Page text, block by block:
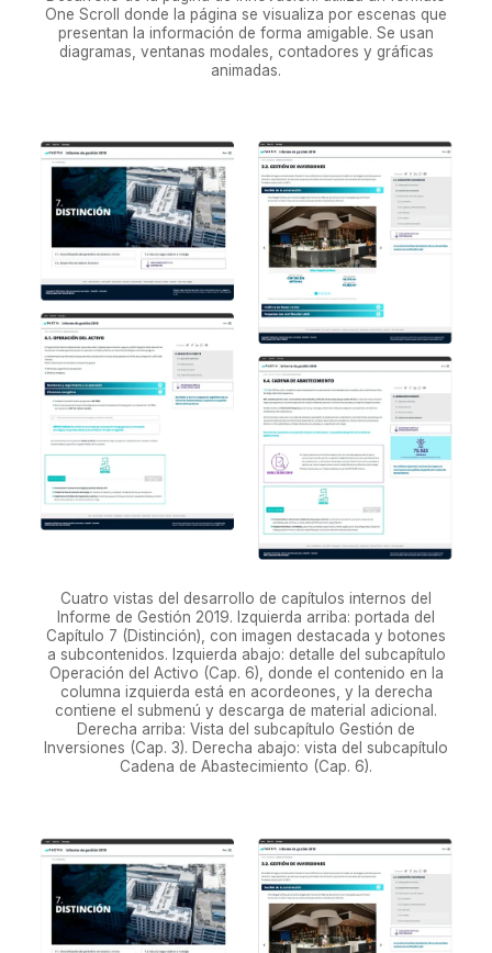
One Scroll donde la página se visualiza por escenas que
presentan la información de forma amigable. Se usan
diagramas, ventanas modales, contadores y gráficas
animadas.
Cuatro vistas del desarrollo de capítulos internos del
Informe de Gestión 2019. Izquierda arriba: portada del
Capítulo 7 (Distinción), con imagen destacada y botones
a subcontenidos. Izquierda abajo: detalle del subcapítulo
Operación del Activo (Cap. 6), donde el contenido en la
columna izquierda está en acordeones, y la derecha
contiene el submenú y descarga de material adicional.
Derecha arriba: Vista del subcapítulo Gestión de
Inversiones (Cap. 3). Derecha abajo: vista del subcapítulo
Cadena de Abastecimiento (Cap. 6).